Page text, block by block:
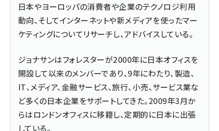
日本やヨーロッパの消費者や企業のテクノロジ利用
動向、そしてインターネットや新メディアを使ったマー
ケティングについてリサーチし、アドバイスしている。
ジョナサンはフォレスターが2000年に日本オフィスを
開設して以来のメンバーであり、9年にわたり、製造、
IT、メディア、金融サービス、旅行、小売、サービス業な
ど多くの日本企業をサポートしてきた。2009年3月か
らはロンドンオフィスに移籍し、定期的に日本に出張
している。